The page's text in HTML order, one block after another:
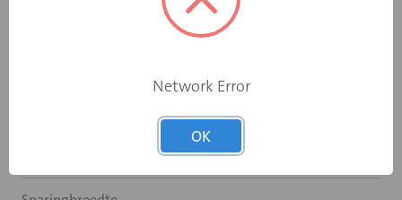
1225
910
Network Error
OK